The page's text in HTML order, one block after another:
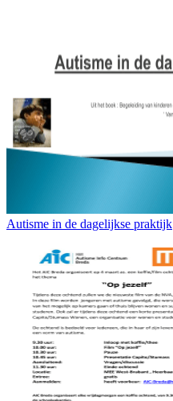
Autisme in de dagelijkse praktijk